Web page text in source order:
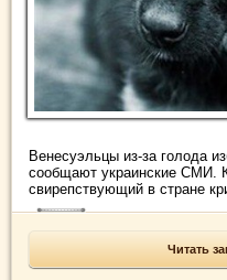
Венесуэльцы из-за голода
сообщают украинские СМИ.
свирепствующий в стране
Читать